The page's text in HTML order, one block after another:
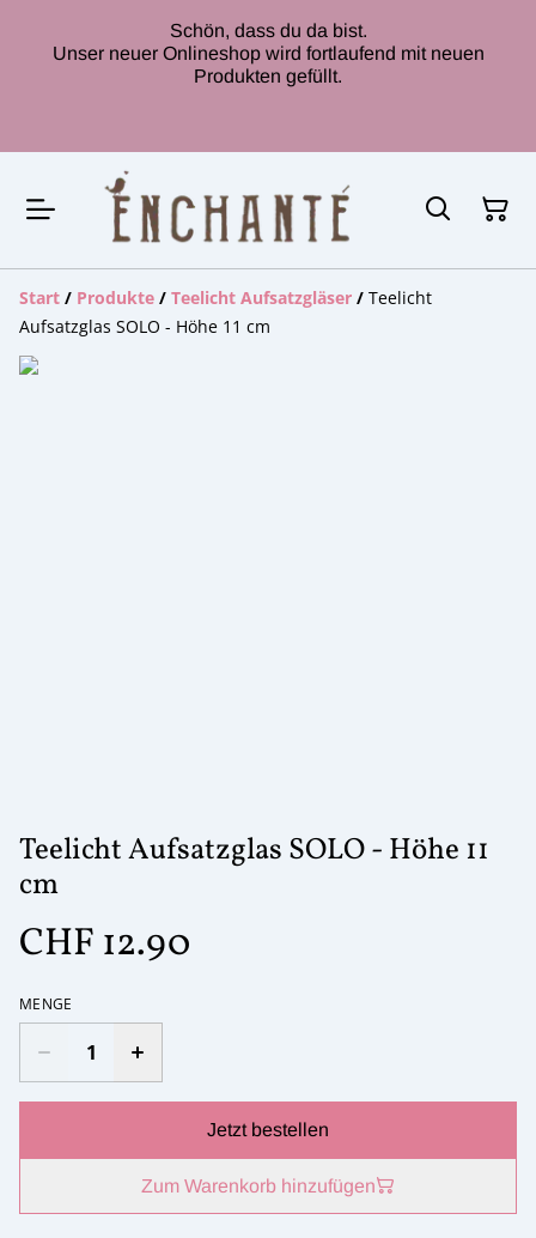
Schön, dass du da bist.
Unser neuer Onlineshop wird fortlaufend mit neuen
Produkten gefüllt.
Start / Produkte / Teelicht Aufsatzgläser / Teelicht
Aufsatzglas SOLO - Höhe 11 cm
Teelicht Aufsatzglas SOLO - Höhe 11
cm
CHF 12.90
MENGE
Jetzt bestellen
Zum Warenkorb hinzufügen